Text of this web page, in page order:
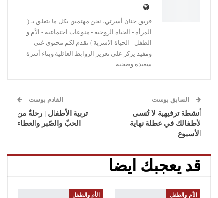
فريق حنان أسرتي، نحن مهتمين بكل ما يتعلق بـ (
المرأة - الحياة الزوجية - منوعات اجتماعية - الأم و
الطفل - الحياة الاسرية ) نقدم لكم محتوى غني
ومفيد يركز على تعزيز الروابط العائلية وبناء أسرة
سعيدة وصحية
السابق بوست
أنشطة ترفيهية لا تُنسى
لأطفالك في عطلة نهاية
الأسبوع
القادم بوست
تربية الأطفال | رحلةٌ من
الحبّ والصّبر والعطاء
قد يعجبك ايضا
الأم والطفل الأم والطفل